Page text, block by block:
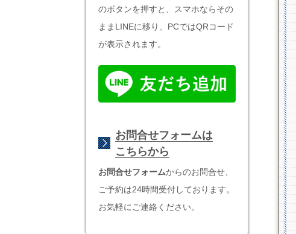
のボタンを押すと、スマホならその
ままLINEに移り、PCではQRコード
が表示されます。
お問合せフォームは
こちらから
お問合せフォームからのお問合せ、
ご予約は24時間受付しております。
お気軽にご連絡ください。